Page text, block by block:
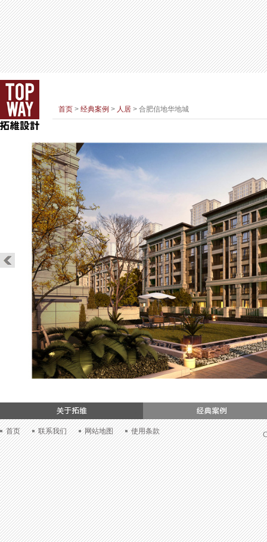
首页 > 经典案例 > 人居 > 合肥信地华地城
首页 联系我们 网站地图 使用条款